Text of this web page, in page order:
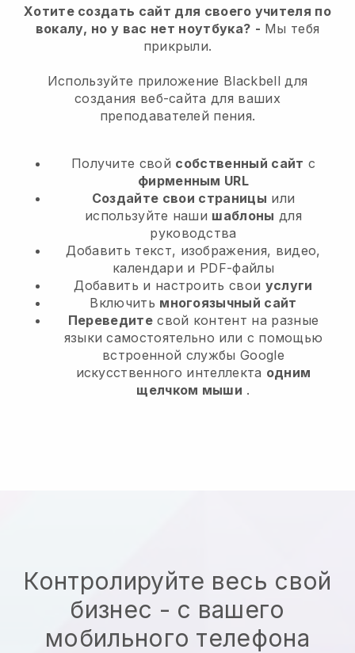
Хотите создать сайт для своего учителя по
вокалу, но у вас нет ноутбука? - Мы тебя
прикрыли.
Используйте приложение Blackbell для
создания веб-сайта для ваших
преподавателей пения.
Получите свой собственный сайт с
фирменным URL
Создайте свои страницы или
используйте наши шаблоны для
руководства
Добавить текст, изображения, видео,
календари и PDF-файлы
Добавить и настроить свои услуги
Включить многоязычный сайт
Переведитесвой контент на разные
языки самостоятельно или с помощью
встроенной службы Google
искусственного интеллекта одним
щелчком мыши .
Контролируйте весь свой
бизнес - с вашего
мобильного телефона